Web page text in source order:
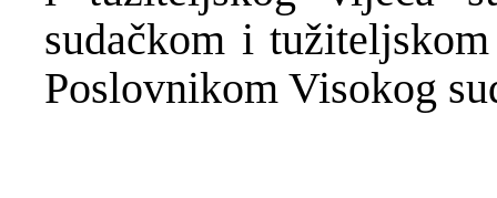
sudačkom i
Poslovnikom Visokog